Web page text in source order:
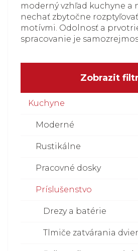
moderný vzhľad kuchyne a
nechať zbytočne
motívmi. Odolnosť a
spracovanie je
Zobrazit
Kuchyne
Moderné
Rustikálne
Pracovné dosky
Príslušenstvo
Drezy a batérie
Tlmiče zatvárania